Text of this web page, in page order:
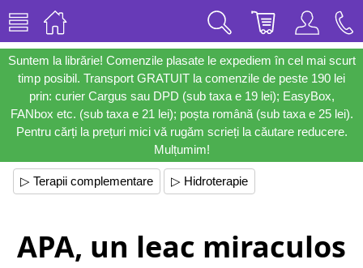
Suntem la librărie! Comenzile plasate le expediem în cel mai scurt
timp posibil. Transport GRATUIT la comenzile de peste 190 lei
prin: curier Cargus sau DPD (sub taxa e 19 lei); EasyBox,
FANbox etc. (sub taxa e 21 lei); poșta română (sub taxa e 25 lei).
Pentru cărți la prețuri mici vă rugăm scrieți la căutare reducere.
Mulțumim!
▷ Terapii complementare ▷ Hidroterapie
APA, un leac miraculos